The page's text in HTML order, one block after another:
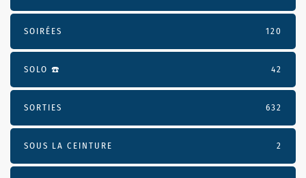
SOIRÉES 120
SOLO ☎️ 42
SORTIES 632
SOUS LA CEINTURE 2